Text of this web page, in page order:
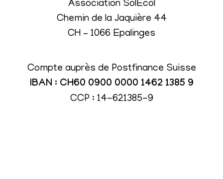
Association SolEcol
Chemin de la Jaquière 44
CH – 1066 Epalinges
Compte auprès de Postfinance Suisse
IBAN : CH60 0900 0000 1462 1385 9
CCP : 14-621385-9